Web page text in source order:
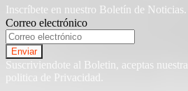
Inscríbete en nuestro Boletín de Noticias.
Correo electrónico
Suscriviendote al Boletin, aceptas nuestra
politica de Privacidad.